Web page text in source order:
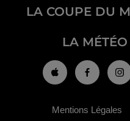
LA COUPE DU
LA
Mentions Légales